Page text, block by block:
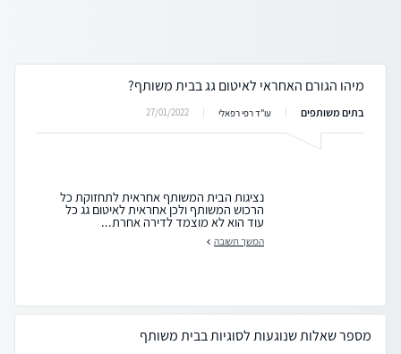
מיהו הגורם האחראי לאיטום גג בבית משותף?
בתים משותפים עו"ד רפי רפאלי 27/01/2022
נציגות הבית המשותף אחראית לתחזוקת כל
הרכוש המשותף ולכן אחראית לאיטום גג כל
עוד הוא לא מוצמד לדירה אחרת...
המשך תשובה
מספר שאלות שנוגעות לסוגיות בבית משותף